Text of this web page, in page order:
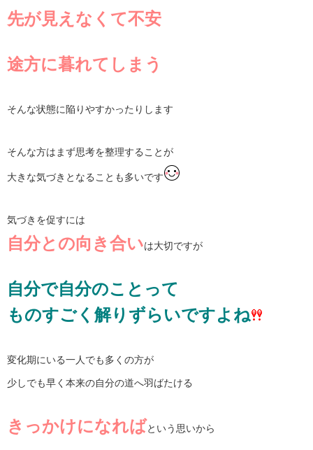
先が見えなくて不安
途方に暮れてしまう
そんな状態に陥りやすかったりします
そんな方はまず思考を整理することが
大きな気づきとなることも多いです
気づきを促すには
自分との向き合いは大切ですが
自分で自分のことって
ものすごく解りずらいですよね
変化期にいる一人でも多くの方が
少しでも早く本来の自分の道へ羽ばたける
きっかけになればという思いから